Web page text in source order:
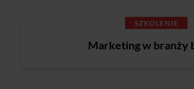
SZKOLENIE
Marketing w branży